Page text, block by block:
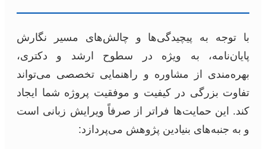
با توجه به پیچیدگی‌ها و چالش‌های مسیر نگارش
پایان‌نامه، به ویژه در سطوح ارشد و دکتری،
بهره‌مندی از مشاوره و راهنمایی تخصصی می‌تواند
تفاوت بزرگی در کیفیت و موفقیت پروژه شما ایجاد
کند. این حمایت‌ها فراتر از صرفاً ویرایش زبانی است
و به جنبه‌های بنیادین پژوهش می‌پردازد: